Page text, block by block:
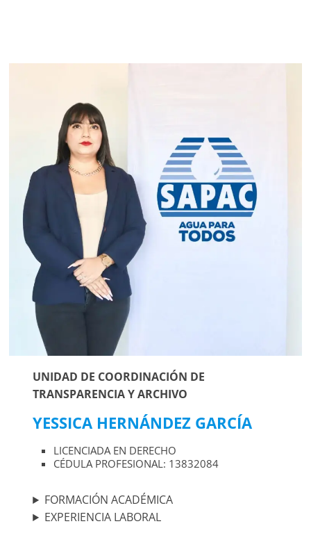
UNIDAD DE COORDINACIÓN DE
TRANSPARENCIA Y ARCHIVO
YESSICA HERNÁNDEZ GARCÍA
LICENCIADA EN DERECHO
CÉDULA PROFESIONAL: 13832084
FORMACIÓN ACADÉMICA
EXPERIENCIA LABORAL